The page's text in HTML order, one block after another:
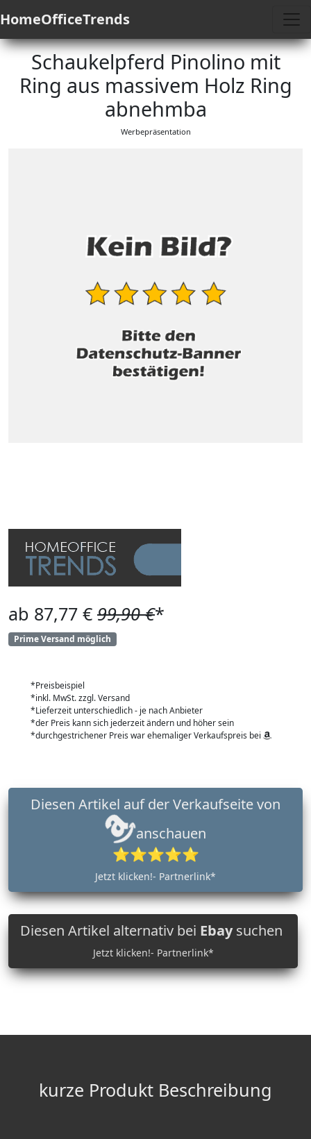
HomeOfficeTrends
Schaukelpferd Pinolino mit
Ring aus massivem Holz Ring
abnehmba
Werbepräsentation
ab 87,77 € 99,90 €*
Prime Versand möglich
*Preisbeispiel
*inkl. MwSt. zzgl. Versand
*Lieferzeit unterschiedlich - je nach Anbieter
*der Preis kann sich jederzeit ändern und höher sein
*durchgestrichener Preis war ehemaliger Verkaufspreis bei
anschauen
⭐⭐⭐⭐⭐
Jetzt klicken!- Partnerlink*
Diesen Artikel alternativ bei Ebaysuchen
Jetzt klicken!- Partnerlink*
kurze Produkt Beschreibung